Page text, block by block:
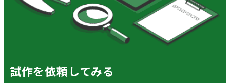
試作を依頼してみる